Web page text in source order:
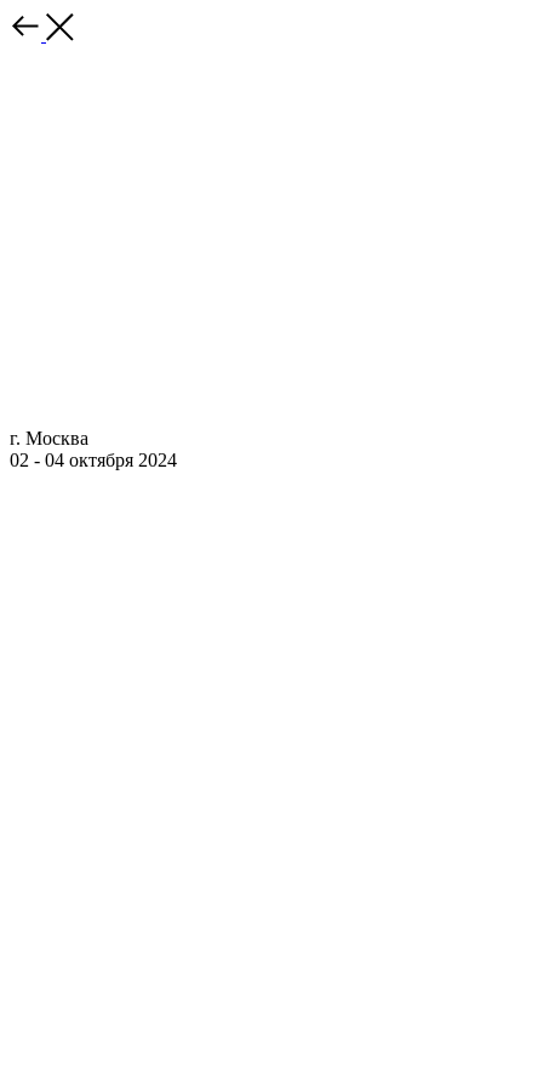
г. Москва
02 - 04 октября 2024